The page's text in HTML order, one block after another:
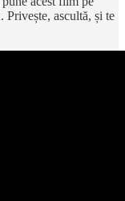
ascultă, și te